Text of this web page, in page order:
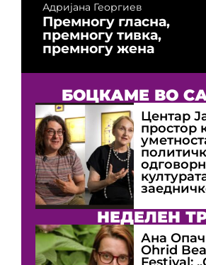
Адријана Георгиев
Премногу гласна,
премногу тивка,
премногу жена
БОЦКАМЕ ВО
Центар
простор
НЕДЕЛЕН
Ана
Оhrid